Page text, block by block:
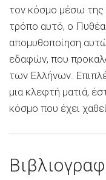
τον κόσμο μέσω
τρόπο αυτό, ο
απομυθοποίηση
εδαφών, που
των Ελλήνων.
μια κλεφτή ματιά,
κόσμο που έχει χαθεί.